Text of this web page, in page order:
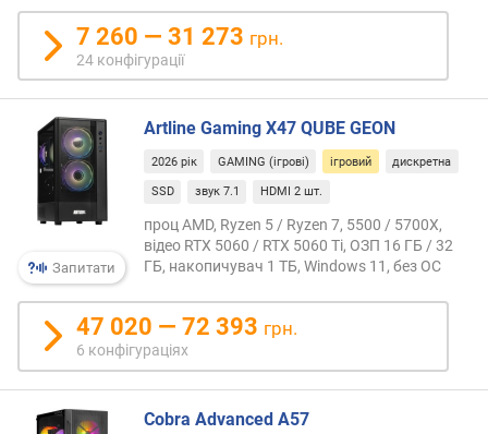
т
ь
(
к
д
/
м
2
)
і
л
ь
к
і
с
ь
7 260 — 31 273 грн.
24 конфігурації
Запитати
Artline Gaming X47 QUBE GEON
2026 рік GAMING (ігрові) ігровий дискретна
SSD звук 7.1 HDMI 2 шт.
проц AMD, Ryzen 5 / Ryzen 7, 5500 / 5700X,
відео RTX 5060 / RTX 5060 Ti, ОЗП 16 ГБ / 32
ГБ, накопичувач 1 ТБ, Windows 11, без ОС
47 020 — 72 393 грн.
6 конфігураціях
Cobra Advanced A57